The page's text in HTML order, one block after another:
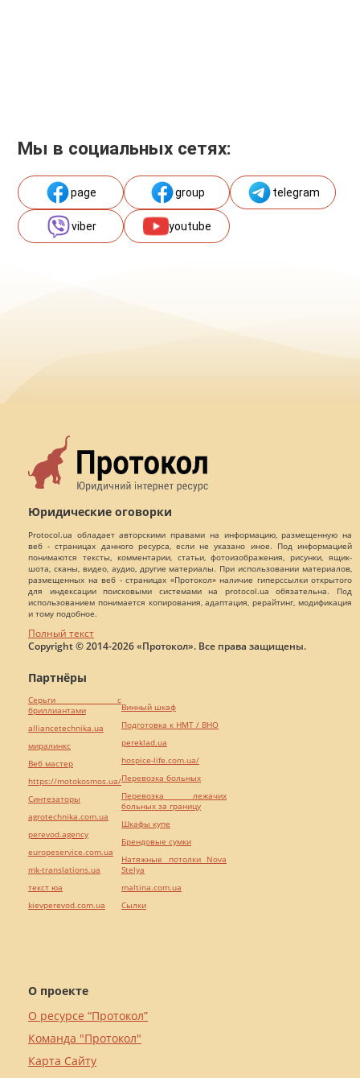
Мы в социальных сетях:
page group telegram
viber youtube
Юридические оговорки
Protocol.ua обладает авторскими правами на информацию, размещенную на
веб - страницах данного ресурса, если не указано иное. Под информацией
понимаются тексты, комментарии, статьи, фотоизображения, рисунки, ящик-
шота, сканы, видео, аудио, другие материалы. При использовании материалов,
размещенных на веб - страницах «Протокол» наличие гиперссылки открытого
для индексации поисковыми системами на protocol.ua обязательна. Под
использованием понимается копирования, адаптация, рерайтинг, модификация
и тому подобное.
Полный текст
Copyright © 2014-2026 «Протокол». Все права защищены.
О проекте
О ресурсе “Протокол”
Команда "Протокол"
Карта Сайту
Партнёры
Серьги с
бриллиантами
alliancetechnika.ua
миралинкс
Веб мастер
https://motokosmos.ua/
Синтезаторы
agrotechnika.com.ua
perevod.agency
europeservice.com.ua
mk-translations.ua
текст юа
kievperevod.com.ua
Винный шкаф
Подготовка к НМТ / ВНО
pereklad.ua
hospice-life.com.ua/
Перевозка больных
Перевозка лежачих
больных за границу
Шкафы купе
Брендовые сумки
Натяжные потолки Nova
Stelya
maltina.com.ua
Cылки